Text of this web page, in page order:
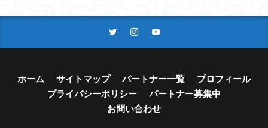
ホーム サイトマップ パートナー一覧
プロフィール
プライバシーポリシー
パートナー募集中
お問い合わせ